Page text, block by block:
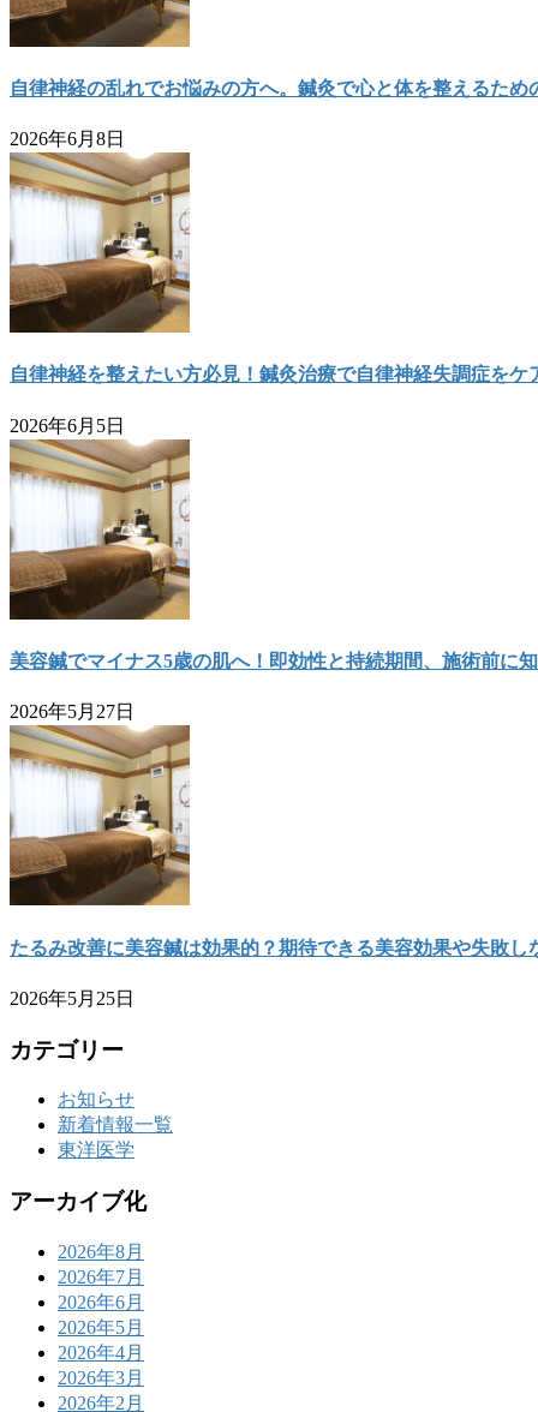
自律神経の乱れでお悩みの方へ。鍼灸で心と体を整えるため
2026年6月8日
自律神経を整えたい方必見！鍼灸治療で自律神経失調症をケ
2026年6月5日
美容鍼でマイナス5歳の肌へ！即効性と持続期間、施術前に
2026年5月27日
たるみ改善に美容鍼は効果的？期待できる美容効果や失敗し
2026年5月25日
カテゴリー
お知らせ
新着情報一覧
東洋医学
アーカイブ化
2026年8月
2026年7月
2026年6月
2026年5月
2026年4月
2026年3月
2026年2月